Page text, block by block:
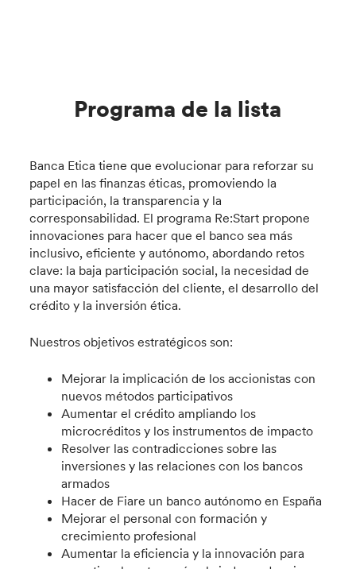
Programa de la lista
Banca Etica tiene que evolucionar para reforzar su
papel en las finanzas éticas, promoviendo la
participación, la transparencia y la
corresponsabilidad. El programa Re:Start propone
innovaciones para hacer que el banco sea más
inclusivo, eficiente y autónomo, abordando retos
clave: la baja participación social, la necesidad de
una mayor satisfacción del cliente, el desarrollo del
crédito y la inversión ética.
Nuestros objetivos estratégicos son:
Mejorar la implicación de los accionistas con
nuevos métodos participativos
Aumentar el crédito ampliando los
microcréditos y los instrumentos de impacto
Resolver las contradicciones sobre las
inversiones y las relaciones con los bancos
armados
Hacer de Fiare un banco autónomo en España
Mejorar el personal con formación y
crecimiento profesional
Aumentar la eficiencia y la innovación para